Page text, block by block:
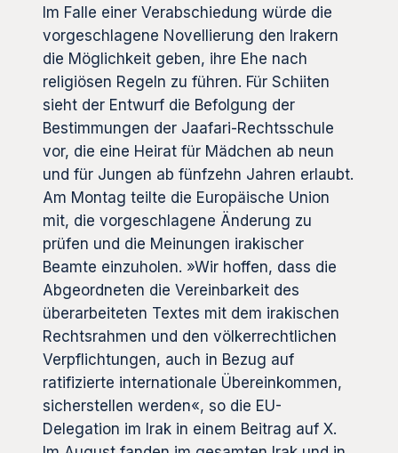
Im Falle einer Verabschiedung würde die
vorgeschlagene Novellierung den Irakern
die Möglichkeit geben, ihre Ehe nach
religiösen Regeln zu führen. Für Schiiten
sieht der Entwurf die Befolgung der
Bestimmungen der Jaafari-Rechtsschule
vor, die eine Heirat für Mädchen ab neun
und für Jungen ab fünfzehn Jahren erlaubt.
Am Montag teilte die Europäische Union
mit, die vorgeschlagene Änderung zu
prüfen und die Meinungen irakischer
Beamte einzuholen. »Wir hoffen, dass die
Abgeordneten die Vereinbarkeit des
überarbeiteten Textes mit dem irakischen
Rechtsrahmen und den völkerrechtlichen
Verpflichtungen, auch in Bezug auf
ratifizierte internationale Übereinkommen,
sicherstellen werden«, so die EU-
Delegation im Irak in einem Beitrag auf X.